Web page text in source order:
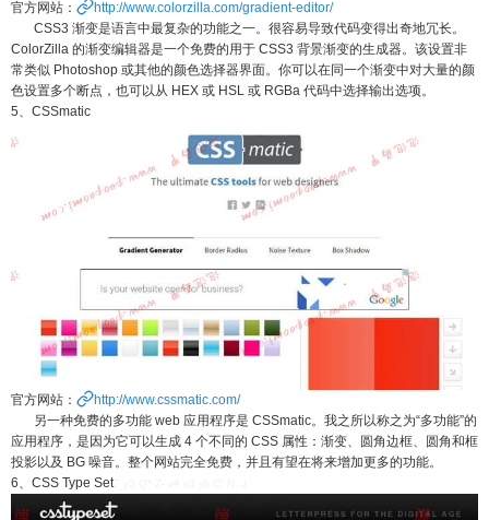
官方网站：
http://www.colorzilla.com/gradient-editor/
CSS3 渐变是语言中最复杂的功能之一。很容易导致代码变得出奇地冗长。
ColorZilla 的渐变编辑器是一个免费的用于 CSS3 背景渐变的生成器。该设置非
常类似 Photoshop 或其他的颜色选择器界面。你可以在同一个渐变中对大量的颜
色设置多个断点，也可以从 HEX 或 HSL 或 RGBa 代码中选择输出选项。
5、CSSmatic
官方网站：
http://www.cssmatic.com/
另一种免费的多功能 web 应用程序是 CSSmatic。我之所以称之为“多功能”的
应用程序，是因为它可以生成 4 个不同的 CSS 属性：渐变、圆角边框、圆角和框
投影以及 BG 噪音。整个网站完全免费，并且有望在将来增加更多的功能。
6、CSS Type Set